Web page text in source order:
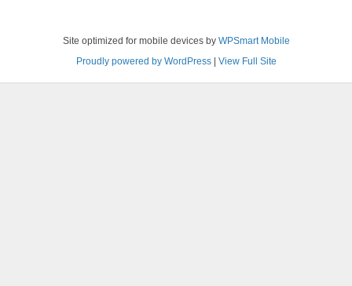
Site optimized for mobile devices by WPSmart Mobile
Proudly powered by WordPress| View Full Site